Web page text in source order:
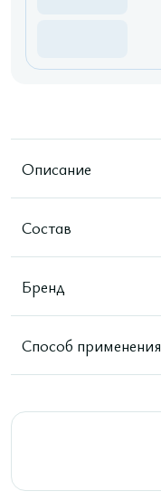
Описание
Состав
Бренд
Способ применения